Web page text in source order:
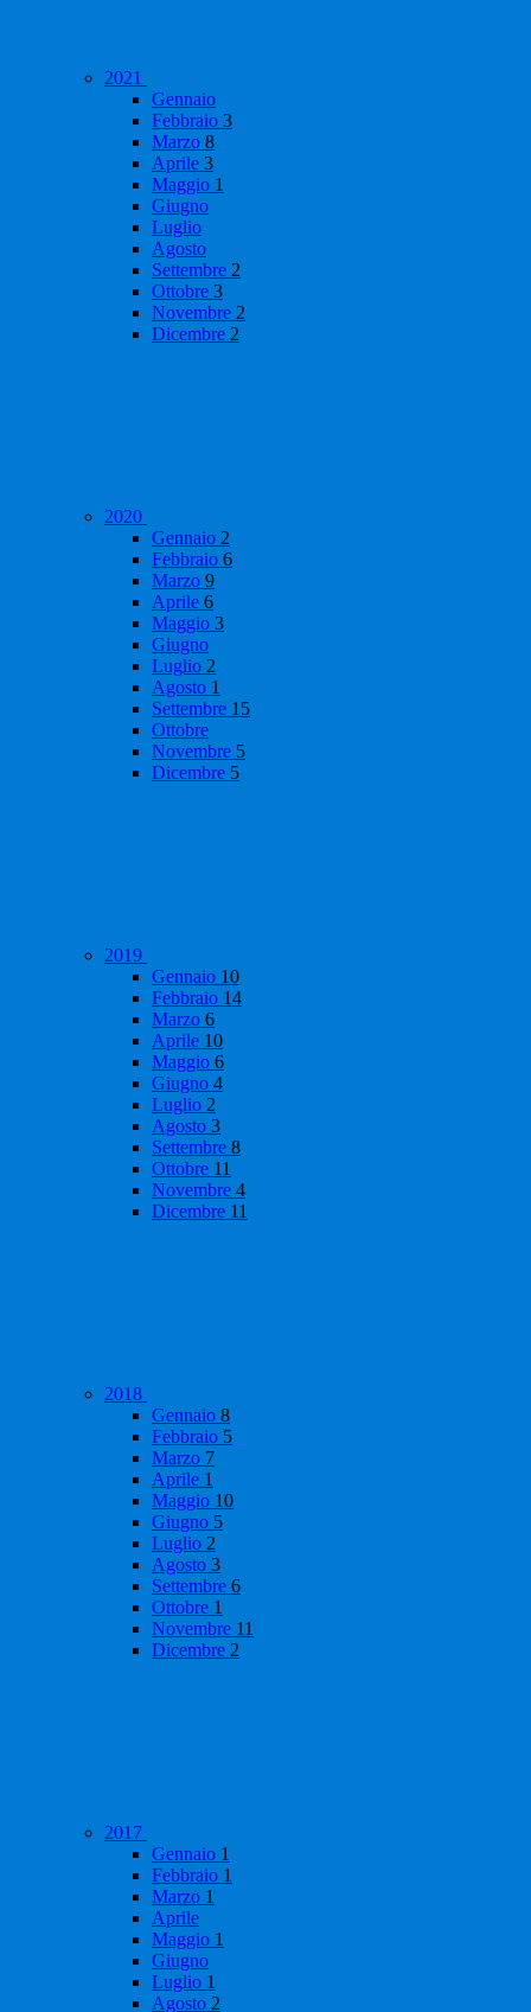
2021
Gennaio
Febbraio 3
Marzo 8
Aprile 3
Maggio 1
Giugno
Luglio
Agosto
Settembre 2
Ottobre 3
Novembre 2
Dicembre 2
2020
Gennaio 2
Febbraio 6
Marzo 9
Aprile 6
Maggio 3
Giugno
Luglio 2
Agosto 1
Settembre 15
Ottobre
Novembre 5
Dicembre 5
2019
Gennaio 10
Febbraio 14
Marzo 6
Aprile 10
Maggio 6
Giugno 4
Luglio 2
Agosto 3
Settembre 8
Ottobre 11
Novembre 4
Dicembre 11
2018
Gennaio 8
Febbraio 5
Marzo 7
Aprile 1
Maggio 10
Giugno 5
Luglio 2
Agosto 3
Settembre 6
Ottobre 1
Novembre 11
Dicembre 2
2017
Gennaio 1
Febbraio 1
Marzo 1
Aprile
Maggio 1
Giugno
Luglio 1
Agosto 2